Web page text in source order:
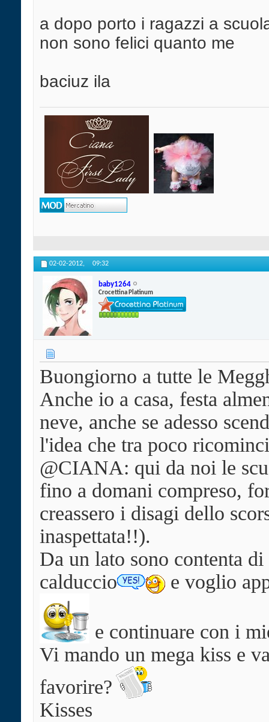
a dopo porto i ragazzi a
non sono felici quanto me
baciuz ila
02-02-2012, 09:32
baby1264
Crocettina Platinum
Buongiorno a tutte le
Anche io a casa, festa
neve, anche se adesso
l'idea che tra poco
@CIANA: qui da noi le
fino a domani compreso,
creassero i disagi dello
inaspettata!!).
Da un lato sono contenta
calduccio
e voglio
e continuare con i
Vi mando un mega kiss e
favorire?
Kisses